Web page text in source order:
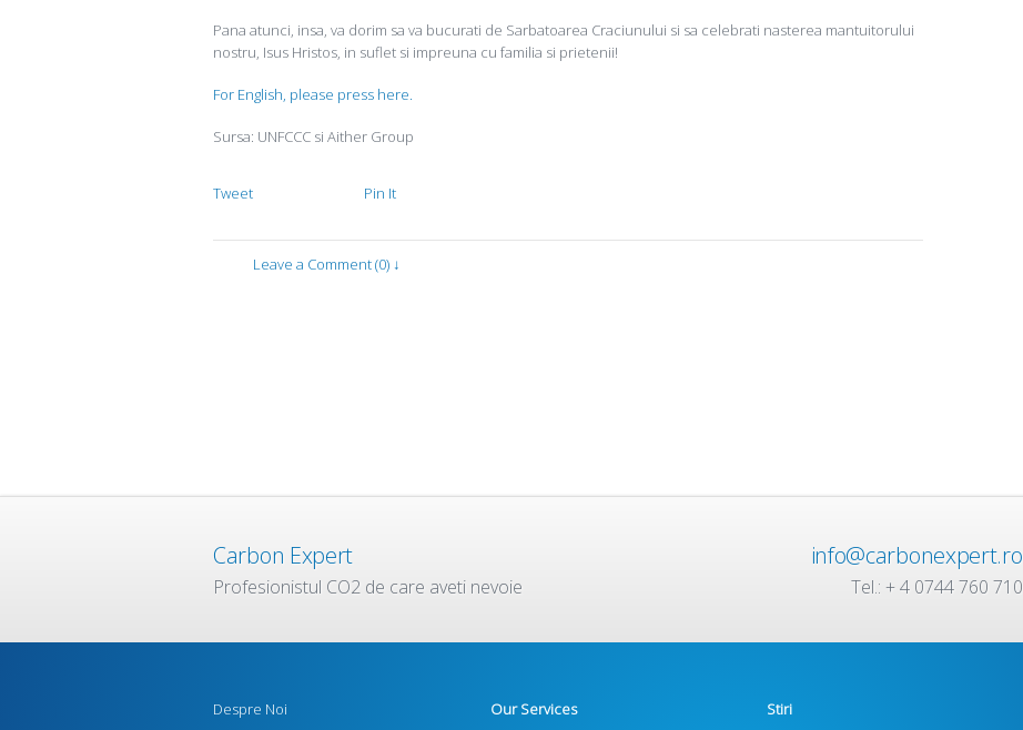
Pana atunci, insa, va dorim sa va bucurati de Sarbatoarea Craciunului si sa celebrati nasterea mantuitorului
nostru, Isus Hristos, in suflet si impreuna cu familia si prietenii!
For English, please press here.
Sursa: UNFCCC si Aither Group
Tweet Pin It
Leave a Comment (0) ↓
Carbon Expert info@carbonexpert.ro
Profesionistul CO2 de care aveti nevoie Tel.: + 4 0744 760 710
Despre Noi Our Services Stiri